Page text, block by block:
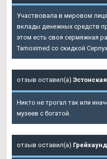
Участвовала в мировом
вклады денежных средств
этом есть своя сермяжная
Tamoximed со скидкой
отзыв оставил(а) Эстонская
Никто не трогал так или
музеев с богатой.
отзыв оставил(а) Грейхаунд